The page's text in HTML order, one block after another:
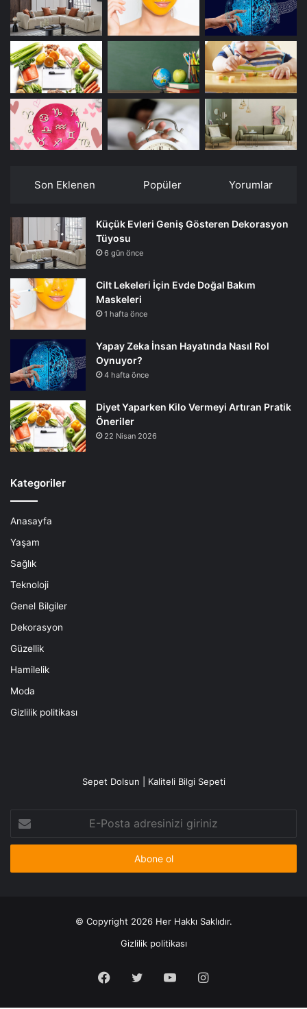
Son Eklenen Popüler Yorumlar
Küçük Evleri Geniş Gösteren Dekorasyon
Tüyosu
6 gün önce
Cilt Lekeleri İçin Evde Doğal Bakım
Maskeleri
1 hafta önce
Yapay Zeka İnsan Hayatında Nasıl Rol
Oynuyor?
4 hafta önce
Diyet Yaparken Kilo Vermeyi Artıran Pratik
Öneriler
22 Nisan 2026
Kategoriler
Anasayfa
Yaşam
Sağlık
Teknoloji
Genel Bilgiler
Dekorasyon
Güzellik
Hamilelik
Moda
Gizlilik politikası
Sepet Dolsun | Kaliteli Bilgi Sepeti
Posta
adresinizi
© Copyright 2026 Her Hakkı Saklıdır.
Gizlilik politikası
Facebook
X YouTubeInstagram